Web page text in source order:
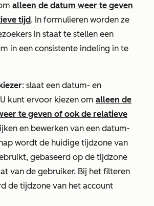
alleen de datum weer te geven
tijd. In formulieren worden ze
in staat te stellen een
in een consistente indeling in te
: slaat een datum- en
kunt ervoor kiezen om alleen de
te geven of ook de relatieve
en bewerken van een datum-
wordt de huidige tijdzone van
gebaseerd op de tijdzone
van de gebruiker. Bij het filteren
de tijdzone van het account